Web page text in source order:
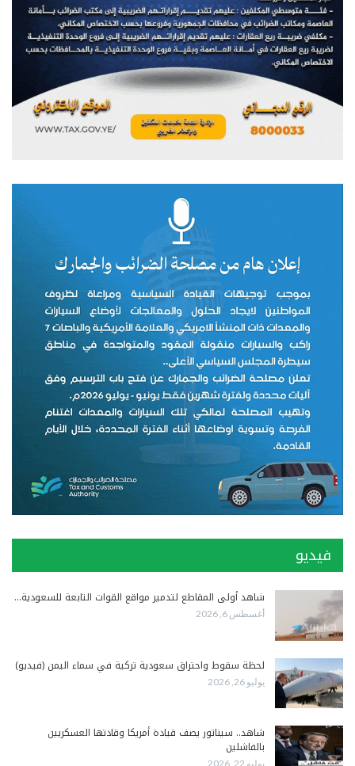
فيديو
شاهد أولى المقاطع لتدمير مواقع القوات التابعة للسعودية…
أغسطس 6, 2026
لحظة سقوط واحتراق سعودية تركية في سماء اليمن (فيديو)
يوليو 26, 2026
شاهد.. سيناتور يصف قيادة أمريكا وقادتها العسكريين
بالفاشلين
يوليو 22, 2026